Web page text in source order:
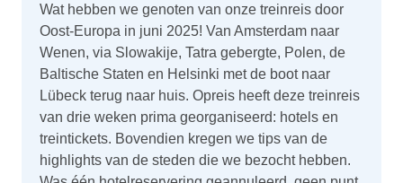
Wat hebben we genoten van onze treinreis door
Oost-Europa in juni 2025! Van Amsterdam naar
Wenen, via Slowakije, Tatra gebergte, Polen, de
Baltische Staten en Helsinki met de boot naar
Lübeck terug naar huis. Opreis heeft deze treinreis
van drie weken prima georganiseerd: hotels en
treintickets. Bovendien kregen we tips van de
highlights van de steden die we bezocht hebben.